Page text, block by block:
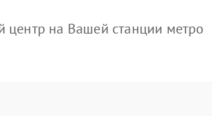
центр на Вашей станции метро